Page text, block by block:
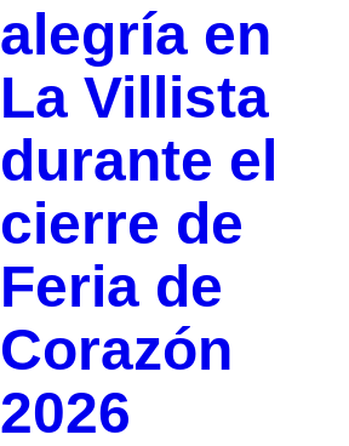
alegría en
La Villista
durante el
cierre de
Feria de
Corazón
2026